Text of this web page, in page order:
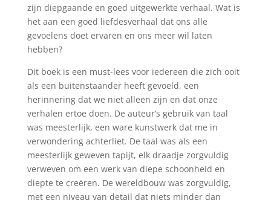
zijn diepgaande en goed uitgewerkte verhaal. Wat is
het aan een goed liefdesverhaal dat ons alle
gevoelens doet ervaren en ons meer wil laten
hebben?
Dit boek is een must-lees voor iedereen die zich ooit
als een buitenstaander heeft gevoeld, een
herinnering dat we niet alleen zijn en dat onze
verhalen ertoe doen. De auteur’s gebruik van taal
was meesterlijk, een ware kunstwerk dat me in
verwondering achterliet. De taal was als een
meesterlijk geweven tapijt, elk draadje zorgvuldig
verweven om een werk van diepe schoonheid en
diepte te creëren. De wereldbouw was zorgvuldig,
met een niveau van detail dat niets minder dan